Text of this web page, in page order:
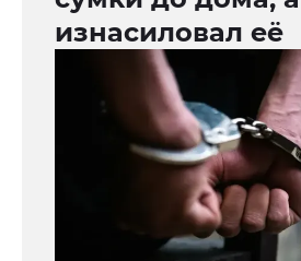
изнасиловал её